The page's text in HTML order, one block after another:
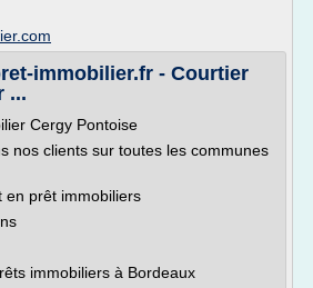
immobilier.fr - Courtier
...
Cergy Pontoise
nos clients sur toutes les communes
en prêt immobiliers
immobiliers à Bordeaux